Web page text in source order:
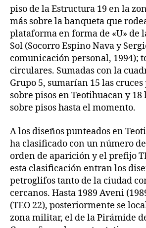
piso de la Estructura 19 en la
más sobre la banqueta que
plataforma en forma de «U» de
Sol (Socorro Espino Nava y
comunicación personal, 1994);
circulares. Sumadas con la
Grupo 5, sumarían 15 las
sobre pisos en Teotihuacan y
sobre pisos hasta el momento.
A los diseños punteados en
ha clasificado con un número
orden de aparición y el prefijo
esta clasificación entran los
petroglifos tanto de la ciudad
cercanos. Hasta 1989 Aveni
(TEO 22), posteriormente se
zona militar, el de la Pirámide